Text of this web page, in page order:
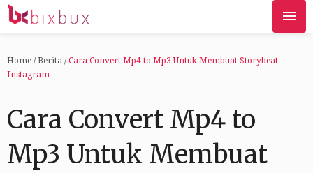
Home / Berita / Cara Convert Mp4 to Mp3 Untuk Membuat Storybeat
Instagram
Cara Convert Mp4 to
Mp3 Untuk Membuat